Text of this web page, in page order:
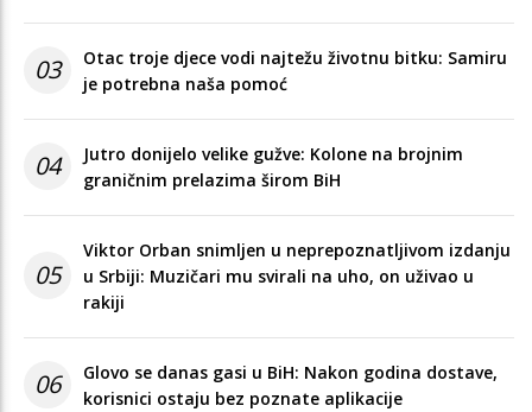
03
Otac troje djece vodi najtežu životnu bitku: Samiru
je potrebna naša pomoć
04
Jutro donijelo velike gužve: Kolone na brojnim
graničnim prelazima širom BiH
05
Viktor Orban snimljen u neprepoznatljivom izdanju
u Srbiji: Muzičari mu svirali na uho, on uživao u
rakiji
06
Glovo se danas gasi u BiH: Nakon godina dostave,
korisnici ostaju bez poznate aplikacije